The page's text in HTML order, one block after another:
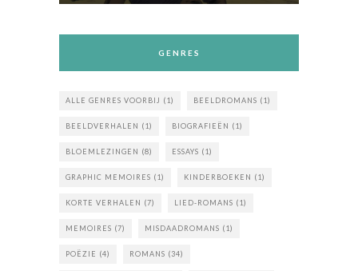
GENRES
ALLE GENRES VOORBIJ (1) BEELDROMANS (1)
BEELDVERHALEN (1) BIOGRAFIEËN (1)
BLOEMLEZINGEN (8) ESSAYS (1)
GRAPHIC MEMOIRES (1) KINDERBOEKEN (1)
KORTE VERHALEN (7) LIED-ROMANS (1)
MEMOIRES (7) MISDAADROMANS (1)
POËZIE (4) ROMANS (34)